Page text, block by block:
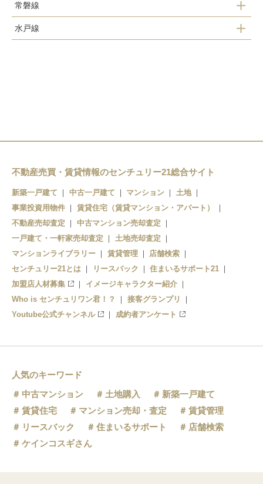
常磐線
岩間駅
水戸線
不動産売買・賃貸情報のセンチュリー21総合サイト
新築一戸建て 中古一戸建て マンション
土地
事業投資用物件
賃貸住宅（賃貸マンション・アパート）
不動産売却査定
中古マンション売却査定
一戸建て・一軒家売却査定
土地売却査定
マンションライブラリー
賃貸管理
店舗検索
センチュリー21とは
リースバック
住まいるサポート21
加盟店人材募集
イメージキャラクター紹介
Who is センチュリワン君！？
接客グランプリ
Youtube公式チャンネル
成約者アンケート
人気のキーワード
中古マンション
土地購入
新築一戸建て
賃貸住宅
マンション売却・査定
賃貸管理
リースバック
住まいるサポート
店舗検索
ケインコスギさん